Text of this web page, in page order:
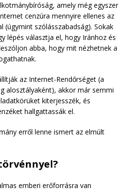
amely még egyszer
cenzúra mennyire ellenes az
(úgymint szólásszabadság). Sokak
lépés választja el, hogy Iránhoz és
abba, hogy mit nézhetnek a
az Internet-Rendőrséget (a
alosztályaként), akkor már semmi
kiterjesszék, és
hallgattassák el.
erről lenne ismert az elmúlt
emberi erőforrásra van